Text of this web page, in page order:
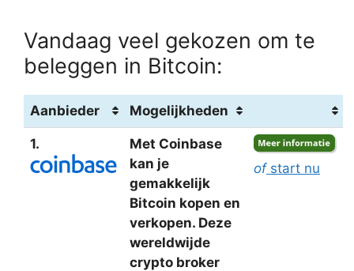
Vandaag veel gekozen om te
beleggen in Bitcoin:
Aanbieder Mogelijkheden
1.
Met Coinbase
kan je
gemakkelijk
Bitcoin kopen en
verkopen. Deze
wereldwijde
crypto broker
ofstart nu